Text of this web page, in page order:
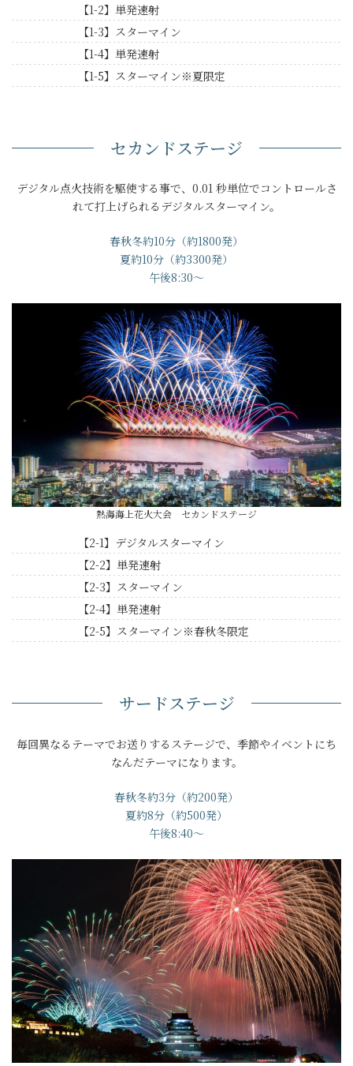
【1-2】単発速射
【1-3】スターマイン
【1-4】単発速射
【1-5】スターマイン※夏限定
セカンドステージ
デジタル点火技術を駆使する事で、0.01 秒単位でコントロールさ
れて打上げられるデジタルスターマイン。
春秋冬約10分（約1800発）
夏約10分（約3300発）
午後8:30～
熱海海上花火大会 セカンドステージ
【2-1】デジタルスターマイン
【2-2】単発速射
【2-3】スターマイン
【2-4】単発速射
【2-5】スターマイン※春秋冬限定
サードステージ
毎回異なるテーマでお送りするステージで、季節やイベントにち
なんだテーマになります。
春秋冬約3分（約200発）
夏約8分（約500発）
午後8:40～